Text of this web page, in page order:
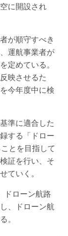
に開設され
が順守すべき
運航事業者が
定めている。
映させるた
今年度中に検
準に適合した
する「ドロー
とを目指して
証を行い、そ
ていく。
ドローン航路
、ドローン航
。